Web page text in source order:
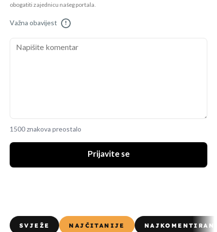
obogatiti zajednicu našeg portala.
Važna obavijest !
1500 znakova preostalo
Prijavite se
SVJEŽE NAJČITANIJE